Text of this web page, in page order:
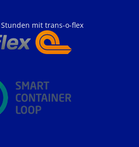
mit trans-o-flex